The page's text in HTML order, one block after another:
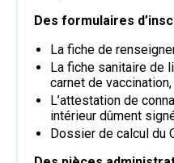
Des formulaires
La fiche de
La fiche sanitaire de
carnet de vaccination,
L’attestation de
intérieur dûment
Dossier de calcul du